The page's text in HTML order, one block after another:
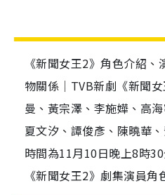
《新聞女王2》角色介紹
物關係｜TVB新劇《新聞
曼、黃宗澤、李施嬅、高
夏文汐、譚俊彥、陳曉華
時間為11月10日晚上8時
《新聞女王2》劇集演員角